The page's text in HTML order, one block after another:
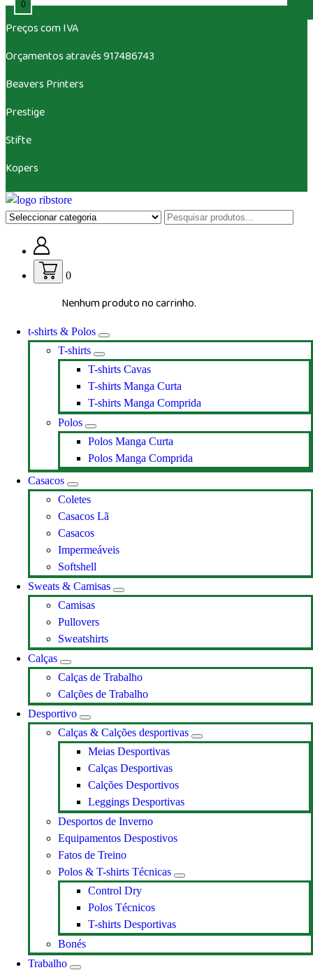
Saltar
para
conteúdo
Preços com IVA
Orçamentos através 917486743
Beavers Printers
Prestige
Stifte
Kopers
Loja de vestuário Personalizado
0
0
Nenhum produto no carrinho.
t-shirts & Polos
T-shirts
T-shirts Cavas
T-shirts Manga Curta
T-shirts Manga Comprida
Polos
Polos Manga Curta
Polos Manga Comprida
Casacos
Coletes
Casacos Lã
Casacos
Impermeáveis
Softshell
Sweats & Camisas
Camisas
Pullovers
Sweatshirts
Calças
Calças de Trabalho
Calções de Trabalho
Desportivo
Calças & Calções desportivas
Meias Desportivas
Calças Desportivas
Calções Desportivos
Leggings Desportivas
Desportos de Inverno
Equipamentos Despostivos
Fatos de Treino
Polos & T-shirts Técnicas
Control Dry
Polos Técnicos
T-shirts Desportivas
Bonés
Trabalho